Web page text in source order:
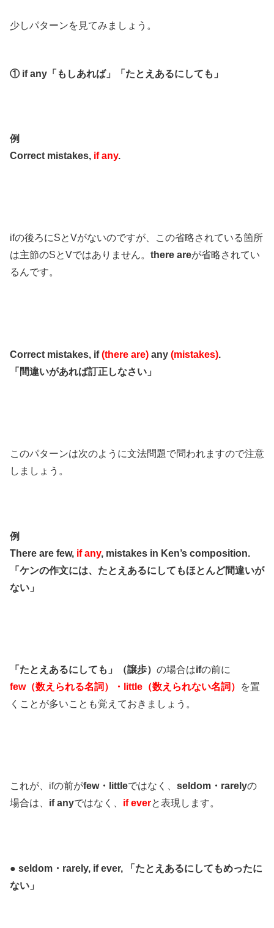
少しパターンを見てみましょう。
① if any「もしあれば」「たとえあるにしても」
例
Correct mistakes, if any.
ifの後ろにSとVがないのですが、この省略されている箇所
は主節のSとVではありません。 there areが省略されてい
るんです。
Correct mistakes, if(there are) any (mistakes).
「間違いがあれば訂正しなさい」
このパターンは次のように文法問題で問われますので注意
しましょう。
例
There are few, if any, mistakes in Ken’s composition.
「ケンの作文には、たとえあるにしてもほとんど間違いが
ない」
「たとえあるにしても」（譲歩） の場合はifの前に
few（数えられる名詞）・little（数えられない名詞）
を置
くことが多いことも覚えておきましょう。
これが、ifの前がfew・littleではなく、 seldom・rarelyの
場合は、 if anyではなく、 if everと表現します。
● seldom・rarely, if ever, 「たとえあるにしてもめったに
ない」